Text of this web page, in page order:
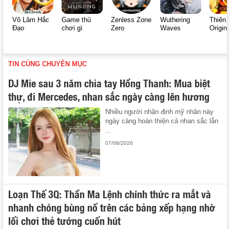
Võ Lâm Hắc
Đạo
Game thủ
chơi gì
Zenless Zone
Zero
Wuthering
Waves
Thiên
Origin
TIN CÙNG CHUYÊN MỤC
DJ Mie sau 3 năm chia tay Hồng Thanh: Mua biệt
thự, đi Mercedes, nhan sắc ngày càng lên hương
Nhiều người nhận định mỹ nhân này
ngày càng hoàn thiện cả nhan sắc lẫn
...
07/08/2026
Loạn Thế 3Q: Thần Ma Lệnh chính thức ra mắt và
nhanh chóng bùng nổ trên các bảng xếp hạng nhờ
lối chơi thẻ tướng cuốn hút